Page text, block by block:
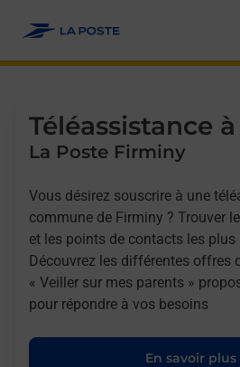
Téléassistance à
La Poste Firminy
Vous désirez souscrire à une
commune de Firminy ? Trouver
et les points de contacts les plus
Découvrez les différentes offres
« Veiller sur mes parents »
pour répondre à vos besoins
En savoir plus